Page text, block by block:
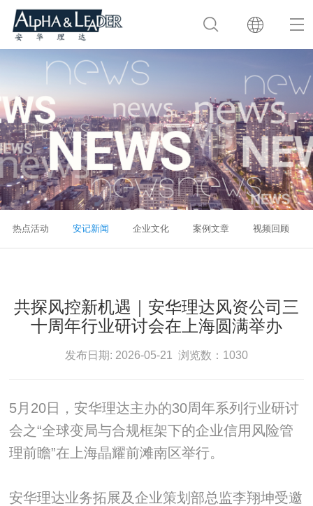
热点活动 安记新闻 企业文化 案例文章 视频回顾
共探风控新机遇｜安华理达风资公司三
十周年行业研讨会在上海圆满举办
发布日期: 2026-05-21 浏览数：1030
5月20日，安华理达主办的30周年系列行业研讨
会之“全球变局与合规框架下的企业信用风险管
理前瞻”在上海晶耀前滩南区举行。
安华理达业务拓展及企业策划部总监李翔坤受邀